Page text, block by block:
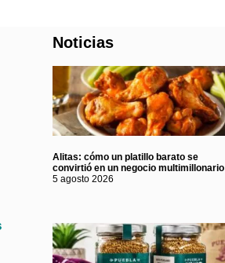
Noticias
Alitas: cómo un platillo barato se
convirtió en un negocio multimillonario
5 agosto 2026